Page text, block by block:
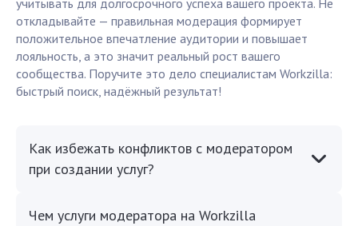
учитывать для долгосрочного успеха вашего проекта. Не
откладывайте — правильная модерация формирует
положительное впечатление аудитории и повышает
лояльность, а это значит реальный рост вашего
сообщества. Поручите это дело специалистам Workzilla:
быстрый поиск, надёжный результат!
Как избежать конфликтов с модератором
при создании услуг?
Чем услуги модератора на Workzilla